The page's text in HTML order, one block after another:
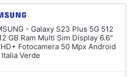
- Galaxy S23 Plus 5G 512
GB Ram Multi Sim Display 6.6"
Fotocamera 50 Mpx Android
Verde